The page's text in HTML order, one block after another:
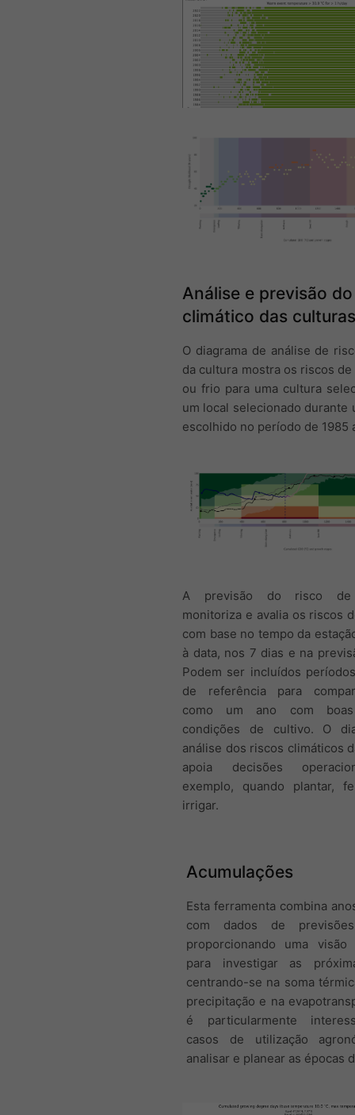
Análise e previsão
climático das culturas
O diagrama de análise de
da cultura mostra os riscos
ou frio para uma cultura
um local selecionado durante
escolhido no período de 1985
A previsão do risco de
monitoriza e avalia os riscos
com base no tempo da
à data, nos 7 dias e na
Podem ser incluídos
de referência para
como um ano com
condições de cultivo. O
análise dos riscos climáticos
apoia decisões
exemplo, quando plantar,
irrigar.
Acumulações
Esta ferramenta combina
com dados de
proporcionando uma visão
para investigar as
centrando-se na soma
precipitação e na
é particularmente
casos de utilização
analisar e planear as épocas